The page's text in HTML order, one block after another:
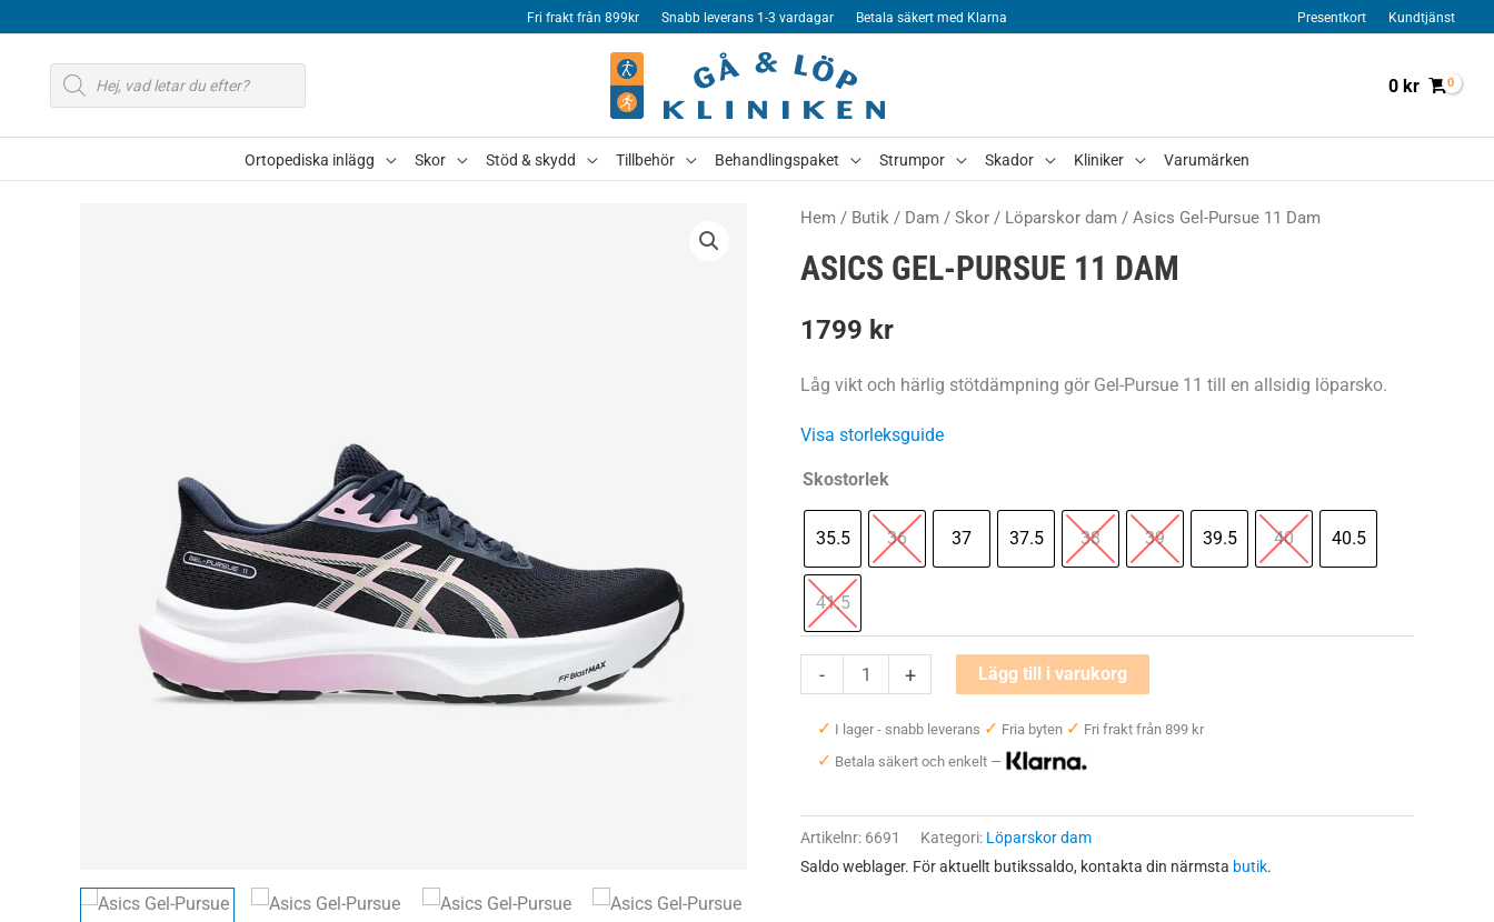
Fri frakt från 899kr Snabb leverans 1-3 vardagar Betala säkert med Klarna Presentkort Kundtjänst
Produktsökning
0 kr
Ortopediska inlägg Skor Stöd & skydd Tillbehör Behandlingspaket Strumpor Skador Kliniker Varumärken
Hem / Butik / Dam / Skor / Löparskor dam / Asics Gel-Pursue 11 Dam
ASICS GEL-PURSUE 11 DAM
1799 kr
Låg vikt och härlig stötdämpning gör Gel-Pursue 11 till en allsidig löparsko.
Visa storleksguide
Skostorlek
35.5 36 37 37.5 38 39 39.5 40 40.5
41.5
-
Asics
Gel-
Pursue
mängd
+ Lägg till i varukorg
✓ I lager - snabb leverans ✓ Fria byten ✓ Fri frakt från 899 kr
✓ Betala säkert och enkelt —
Artikelnr: 6691 Kategori: Löparskor dam
Saldo weblager. För aktuellt butikssaldo, kontakta din närmsta butik.